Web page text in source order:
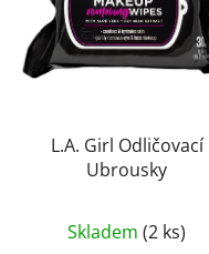
L.A. Girl Odličovací
Ubrousky
Skladem (2 ks)